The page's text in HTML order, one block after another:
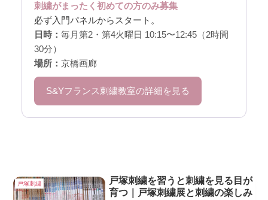
刺繍がまったく初めての方のみ募集
必ず入門パネルからスタート。
日時： 毎月第2・第4火曜日 10:15〜12:45（2時間
30分）
場所： 京橋画廊
S&Yフランス刺繍教室の詳細を見る
戸塚刺繍
戸塚刺繍を習うと刺繍を見る目が
育つ｜戸塚刺繍展と刺繍の楽しみ